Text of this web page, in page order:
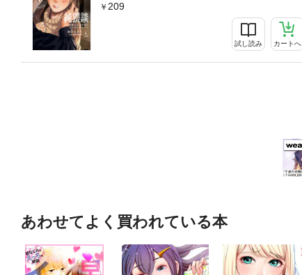
209
試し読み カートへ
あわせてよく買われている本